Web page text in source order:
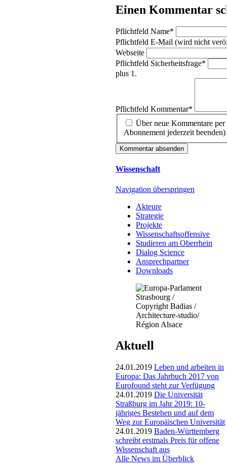
Einen Kommentar
Pflichtfeld Name*
Pflichtfeld E-Mail (wird nicht
Webseite
Pflichtfeld Sicherheitsfrage*
plus 1.
Pflichtfeld Kommentar*
Über neue Kommentare
Abonnement jederzeit beenden)
Kommentar absenden
Wissenschaft
Navigation überspringen
Akteure
Strategie
Projekte
Wissenschaftsoffensive
Studieren am Oberrhein
Dialog Science
Ansprechpartner
Downloads
Aktuell
24.01.2019 Leben und arbeiten in
Europa: Das Jahrbuch 2017 von
Eurofound steht zur Verfügung
24.01.2019 Die Universität
Straßburg im Jahr 2019: 10-
jähriges Bestehen und auf dem
Weg zur Europäischen Universität
24.01.2019 Baden-Württemberg
schreibt erstmals Preis für offene
Wissenschaft aus
Alle News im Überblick